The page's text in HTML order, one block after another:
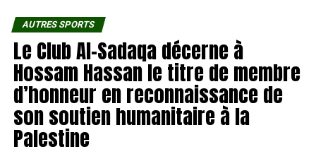
AUTRES SPORTS
Le Club Al-Sadaqa décerne à
Hossam Hassan le titre de membre
d’honneur en reconnaissance de
son soutien humanitaire à la
Palestine